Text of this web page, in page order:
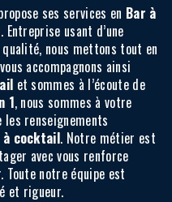
ses services en Bar à
. Entreprise usant d’une
nous mettons tout en
accompagnons ainsi
et sommes à l’écoute de
1, nous sommes à votre
renseignements
à cocktail. Notre métier est
avec vous renforce
notre équipe est
et rigueur.